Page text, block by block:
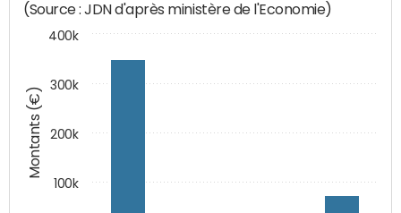
Montants (€)
(Source : JDN d'après ministère de l'Economie)
100k
200k
300k
400k